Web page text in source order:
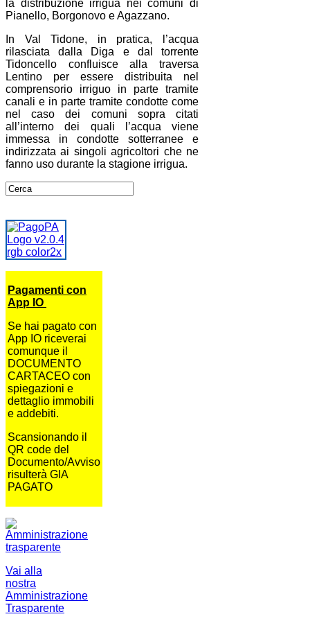
la distribuzione irrigua nei comuni di
Pianello, Borgonovo e Agazzano.
In Val Tidone, in pratica, l’acqua
rilasciata dalla Diga e dal torrente
Tidoncello confluisce alla traversa
Lentino per essere distribuita nel
comprensorio irriguo in parte tramite
canali e in parte tramite condotte come
nel caso dei comuni sopra citati
all’interno dei quali l’acqua viene
immessa in condotte sotterranee e
indirizzata ai singoli agricoltori che ne
fanno uso durante la stagione irrigua.
Pagamenti con
App IO
Se hai pagato con
App IO riceverai
comunque il
DOCUMENTO
CARTACEO con
spiegazioni e
dettaglio immobili
e addebiti.
Scansionando il
QR code del
Documento/Avviso
risulterà GIA
PAGATO
Vai alla
nostra
Amministrazione
Trasparente